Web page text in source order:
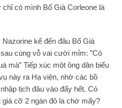
có mình Bố Già Corleone là
kể đến đâu Bố Già
cùng vỗ vai cười mỉm: ”Có
mà” Tiếp xúc một ông dân biểu
này ra Hạ viện, nhờ các bồ
tịch đâu vào đấy hết. Có
giá cỡ 2 ngàn đô la chớ mấy?